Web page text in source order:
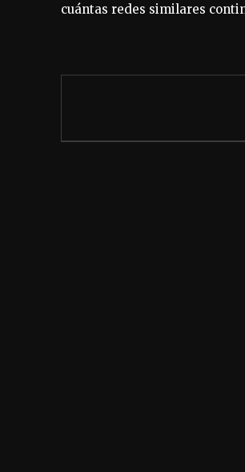
cuántas redes similares